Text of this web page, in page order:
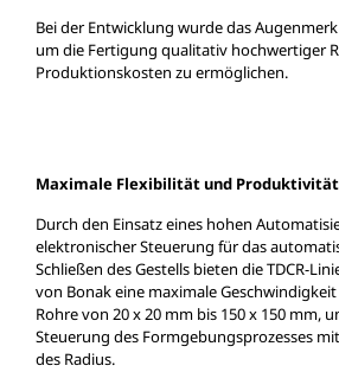
Bei der Entwicklung wurde das
um die Fertigung qualitativ hochwertiger
Produktionskosten zu ermöglichen.
Maximale Flexibilität und Produktivität
Durch den Einsatz eines hohen
elektronischer Steuerung für das
Schließen des Gestells bieten die TDCR-
von Bonak eine maximale
Rohre von 20 x 20 mm bis 150 x 150 mm,
Steuerung des Formgebungsprozesses
des Radius.